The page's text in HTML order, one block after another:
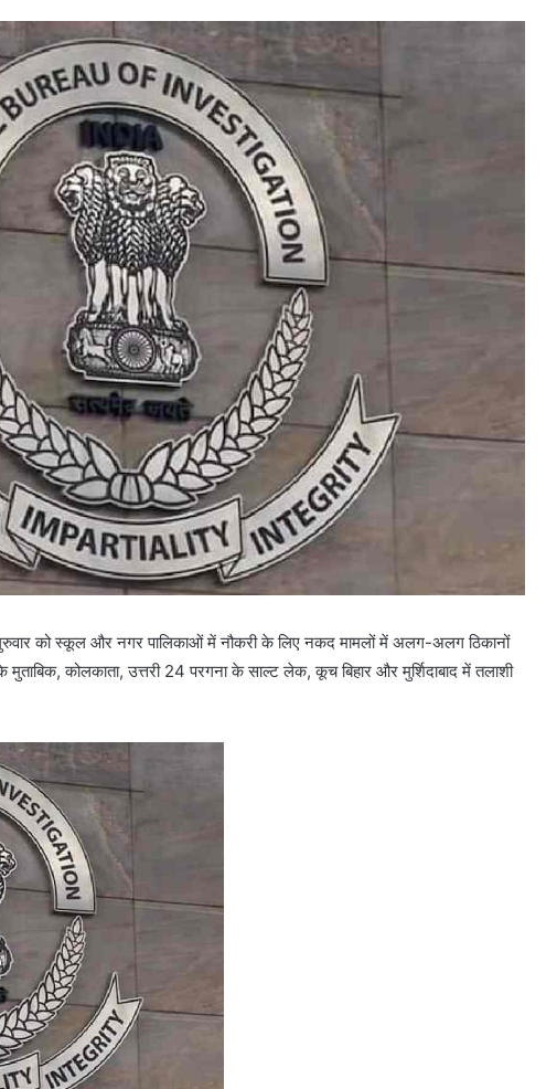
को स्कूल और नगर पालिकाओं में नौकरी के लिए नकद मामलों में अलग-अलग ठिकानों
कोलकाता, उत्तरी 24 परगना के साल्ट लेक, कूच बिहार और मुर्शिदाबाद में तलाशी